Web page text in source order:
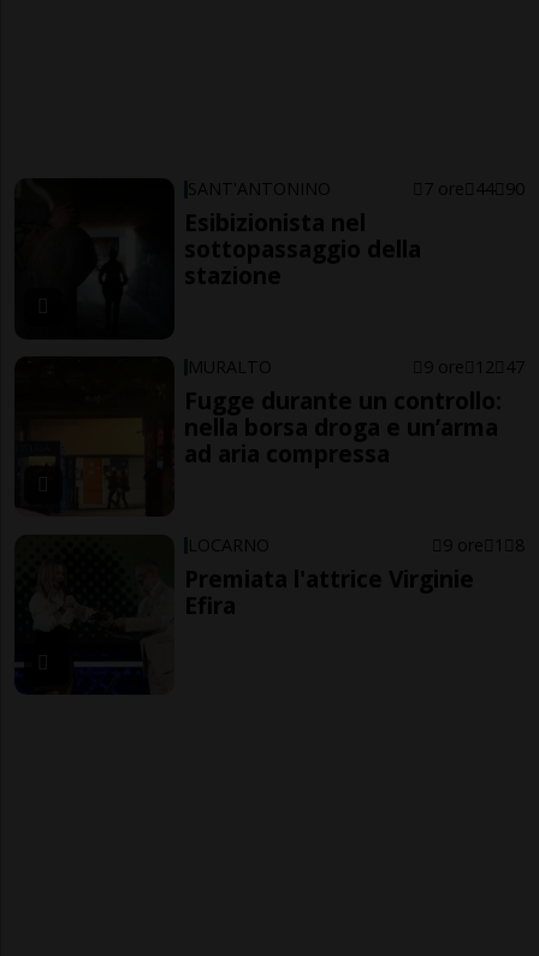
SANT'ANTONINO 7 ore 44 90
Esibizionista nel
sottopassaggio della
stazione
MURALTO 9 ore 12 47
Fugge durante un controllo:
nella borsa droga e un’arma
ad aria compressa
LOCARNO 9 ore 1 8
Premiata l'attrice Virginie
Efira